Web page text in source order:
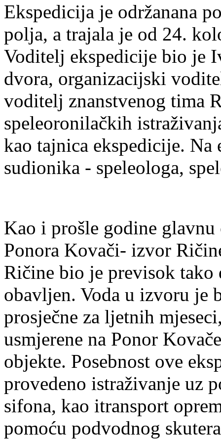
Ekspedicija je održanana
polja, a trajala je od 24.
Voditelj ekspedicije bio je
dvora, organizacijski
voditelj znanstvenog tima
speleoronilačkih
kao tajnica ekspedicije.
sudionika - speleologa,
Kao i prošle godine
Ponora Kovači- izvor
Ričine bio je previsok
obavljen. Voda u izvoru je
prosječne za ljetnih
usmjerene na Ponor
objekte. Posebnost ove
provedeno istraživanje uz
sifona, kao itransport
pomoću podvodnog